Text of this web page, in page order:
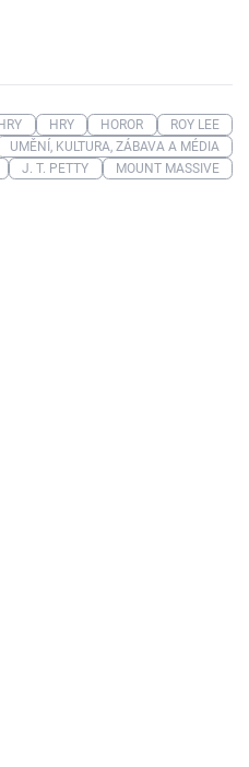
HRY HOROR
ROY LEE
UMĚNÍ, KULTURA, ZÁBAVA A MÉDIA
J. T. PETTY MOUNT MASSIVE